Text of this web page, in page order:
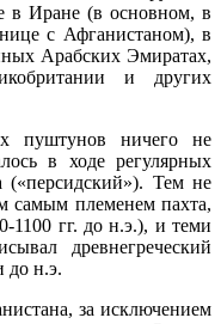
в Иране (в основном, в
с Афганистаном), в
Арабских Эмиратах,
и других
пуштунов ничего не
в ходе регулярных
(«персидский»). Тем не
самым племенем пахта,
1100 гг. до н.э.), и теми
древнегреческий
до н.э.
за исключением